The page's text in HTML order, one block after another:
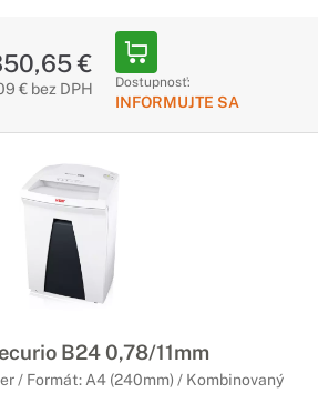
€
€ bez DPH Dostupnosť:
INFORMUJTE SA
B24 0,78/11mm
/ Formát: A4 (240mm) / Kombinovaný